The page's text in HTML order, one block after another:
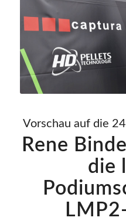
Vorschau auf die
Rene
die